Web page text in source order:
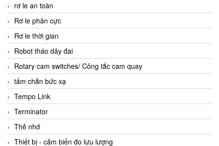
rơ le an toàn
Rơ le phân cực
Rơ le thời gian
Robot tháo dây đai
Rotary cam switches/ Công tắc cam quay
tấm chắn bức xạ
Tempo Link
Terminator
Thẻ nhớ
Thiết bị - cảm biến đo lưu lượng